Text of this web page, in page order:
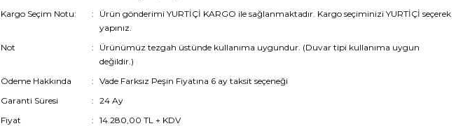
Kargo Seçim Notu:
Ürün gönderimi YURTİÇİ KARGO ile sağlanmaktadır. Kargo seçiminizi YURTİÇİ seçerek
yapınız.
Not
Ürünümüz tezgah üstünde kullanıma uygundur. (Duvar tipi kullanıma uygun
değildir.)
Ödeme Hakkında
Vade Farksız Peşin Fiyatına 6 ay taksit seçeneği
Garanti Süresi
24 Ay
Fiyat
14.280,00 TL + KDV